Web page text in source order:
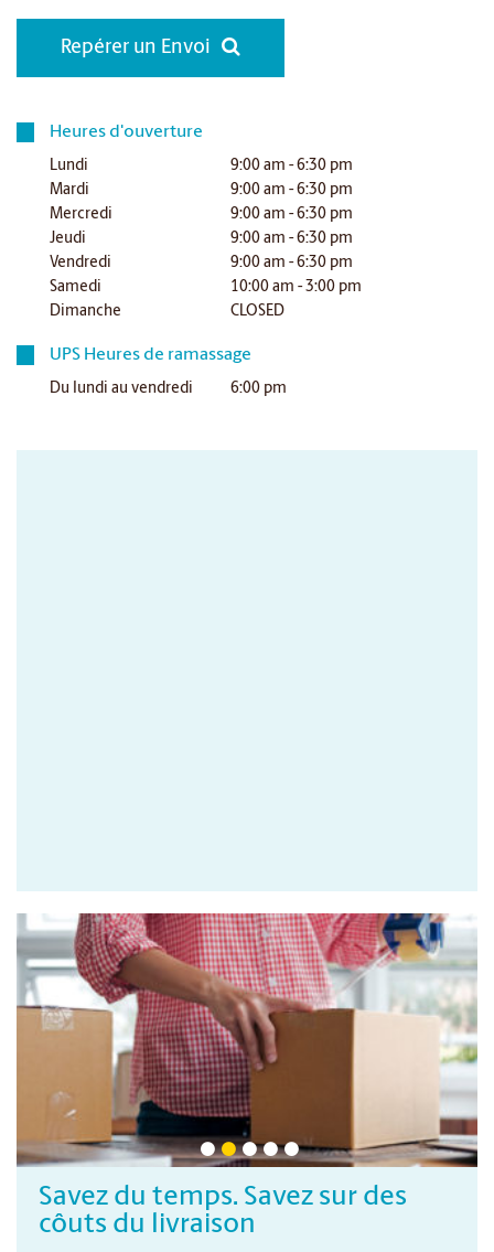
Repérer un Envoi
Heures d'ouverture
Lundi
9:00 am - 6:30 pm
Mardi
9:00 am - 6:30 pm
Mercredi
9:00 am - 6:30 pm
Jeudi
9:00 am - 6:30 pm
Vendredi
9:00 am - 6:30 pm
Samedi
10:00 am - 3:00 pm
Dimanche
CLOSED
UPS Heures de ramassage
Du lundi au vendredi 6:00 pm
Savez du temps. Savez sur des
côuts du livraison